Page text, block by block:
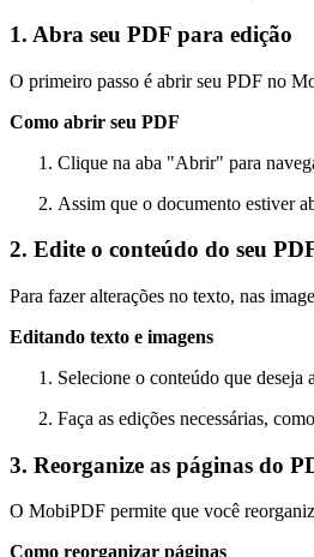
1. Abra seu PDF para edição
O primeiro passo é abrir seu PDF no
Como abrir seu PDF
Clique na aba "Abrir" para
Assim que o documento estiver
2. Edite o conteúdo do seu
Para fazer alterações no texto, nas
Editando texto e imagens
Selecione o conteúdo que deseja
Faça as edições necessárias,
3. Reorganize as páginas do
O MobiPDF permite que você
Como reorganizar páginas